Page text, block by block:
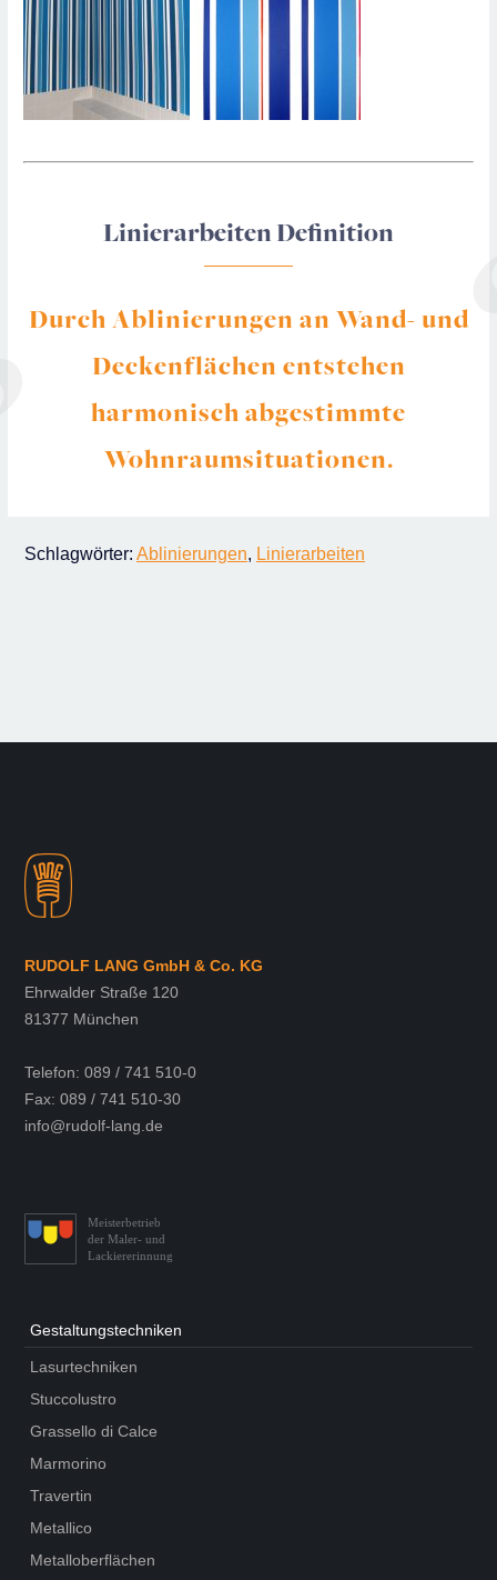
Linierarbeiten Definition
Durch Ablinierungen an Wand- und
Deckenflächen entstehen
harmonisch abgestimmte
Wohnraumsituationen.
Schlagwörter: Ablinierungen, Linierarbeiten
RUDOLF LANG GmbH & Co. KG
Ehrwalder Straße 120
81377 München
Telefon: 089 / 741 510-0
Fax: 089 / 741 510-30
info@rudolf-lang.de
Meisterbetrieb
der Maler- und
Lackiererinnung
Gestaltungs­techniken
Lasurtechniken
Stuccolustro
Grassello di Calce
Marmorino
Travertin
Metallico
Metalloberflächen